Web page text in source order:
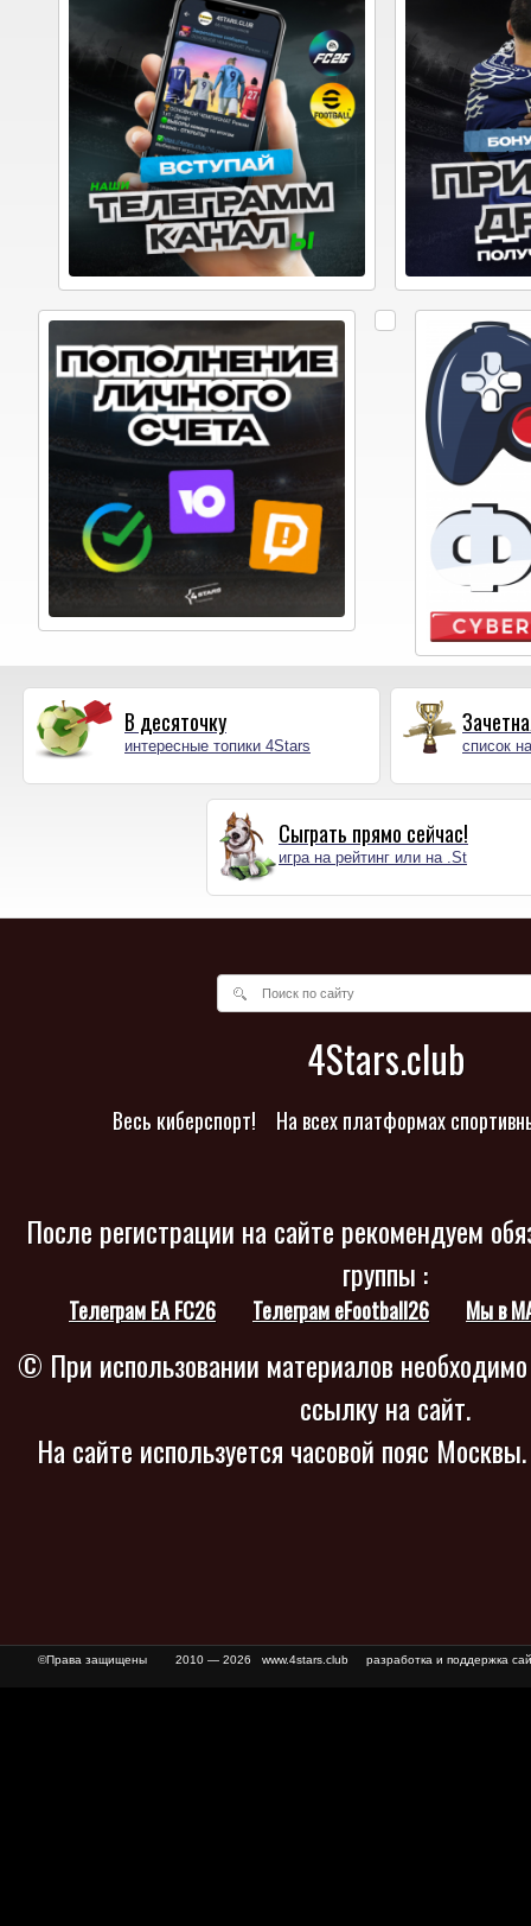
В десяточку
интересные топики 4Stars список
Сыграть прямо сейчас!
игра на рейтинг или на .St
4Stars.club
Весь киберспорт! На всех платформах
После регистрации на сайте рекомендуем
группы :
Телеграм EA FC26 Телеграм eFootball26 Мы в
© При использовании материалов
ссылку на сайт.
На сайте используется часовой пояс
©Права защищены 2010 — 2026 www.4stars.club разработка и поддержка